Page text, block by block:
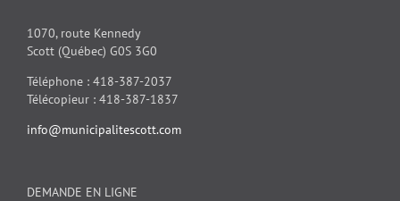
1070, route Kennedy
Scott (Québec) G0S 3G0
Téléphone : 418-387-2037
Télécopieur : 418-387-1837
info@municipalitescott.com
DEMANDE EN LIGNE